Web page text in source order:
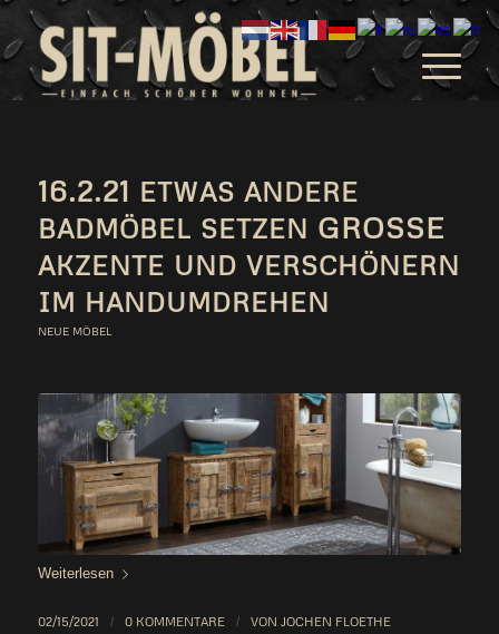
16.2.21 ETWAS ANDERE
BADMÖBEL SETZEN GROSSE
AKZENTE UND VERSCHÖNERN
IM HANDUMDREHEN
NEUE MÖBEL
Wei­ter­le­sen
02/15/2021 / 0 KOMMENTARE / VON JOCHEN FLOETHE